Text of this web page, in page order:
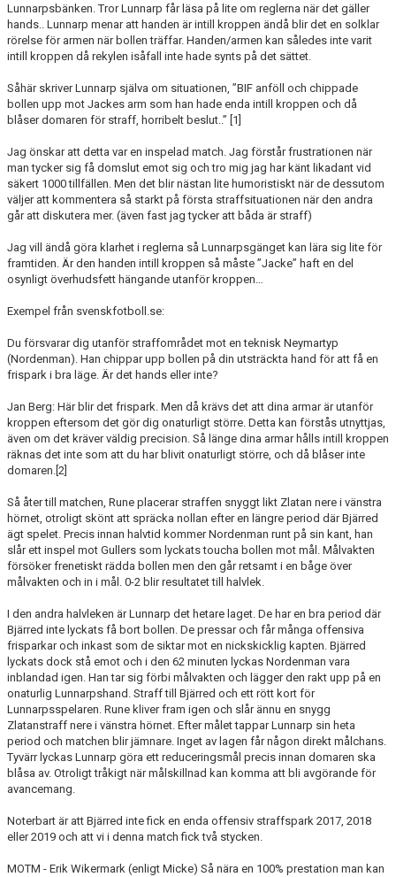
Lunnarpsbänken. Tror Lunnarp får läsa på lite om reglerna när det gäller
hands.. Lunnarp menar att handen är intill kroppen ändå blir det en solklar
rörelse för armen när bollen träffar. Handen/armen kan således inte varit
intill kroppen då rekylen isåfall inte hade synts på det sättet.
Såhär skriver Lunnarp själva om situationen, ”BIF anföll och chippade
bollen upp mot Jackes arm som han hade enda intill kroppen och då
blåser domaren för straff, horribelt beslut..” [1]
Jag önskar att detta var en inspelad match. Jag förstår frustrationen när
man tycker sig få domslut emot sig och tro mig jag har känt likadant vid
säkert 1000 tillfällen. Men det blir nästan lite humoristiskt när de dessutom
väljer att kommentera så starkt på första straffsituationen när den andra
går att diskutera mer. (även fast jag tycker att båda är straff)
Jag vill ändå göra klarhet i reglerna så Lunnarpsgänget kan lära sig lite för
framtiden. Är den handen intill kroppen så måste ”Jacke” haft en del
osynligt överhudsfett hängande utanför kroppen…
Exempel från svenskfotboll.se:
Du försvarar dig utanför straffområdet mot en teknisk Neymartyp
(Nordenman). Han chippar upp bollen på din utsträckta hand för att få en
frispark i bra läge. Är det hands eller inte?
Jan Berg: Här blir det frispark. Men då krävs det att dina armar är utanför
kroppen eftersom det gör dig onaturligt större. Detta kan förstås utnyttjas,
även om det kräver väldig precision. Så länge dina armar hålls intill kroppen
räknas det inte som att du har blivit onaturligt större, och då blåser inte
domaren.[2]
Så åter till matchen, Rune placerar straffen snyggt likt Zlatan nere i vänstra
hörnet, otroligt skönt att spräcka nollan efter en längre period där Bjärred
ägt spelet. Precis innan halvtid kommer Nordenman runt på sin kant, han
slår ett inspel mot Gullers som lyckats toucha bollen mot mål. Målvakten
försöker frenetiskt rädda bollen men den går retsamt i en båge över
målvakten och in i mål. 0-2 blir resultatet till halvlek.
I den andra halvleken är Lunnarp det hetare laget. De har en bra period där
Bjärred inte lyckats få bort bollen. De pressar och får många offensiva
frisparkar och inkast som de siktar mot en nickskicklig kapten. Bjärred
lyckats dock stå emot och i den 62 minuten lyckas Nordenman vara
inblandad igen. Han tar sig förbi målvakten och lägger den rakt upp på en
onaturlig Lunnarpshand. Straff till Bjärred och ett rött kort för
Lunnarpsspelaren. Rune kliver fram igen och slår ännu en snygg
Zlatanstraff nere i vänstra hörnet. Efter målet tappar Lunnarp sin heta
period och matchen blir jämnare. Inget av lagen får någon direkt målchans.
Tyvärr lyckas Lunnarp göra ett reduceringsmål precis innan domaren ska
blåsa av. Otroligt tråkigt när målskillnad kan komma att bli avgörande för
avancemang.
Noterbart är att Bjärred inte fick en enda offensiv straffspark 2017, 2018
eller 2019 och att vi i denna match fick två stycken.
MOTM - Erik Wikermark (enligt Micke) Så nära en 100% prestation man kan